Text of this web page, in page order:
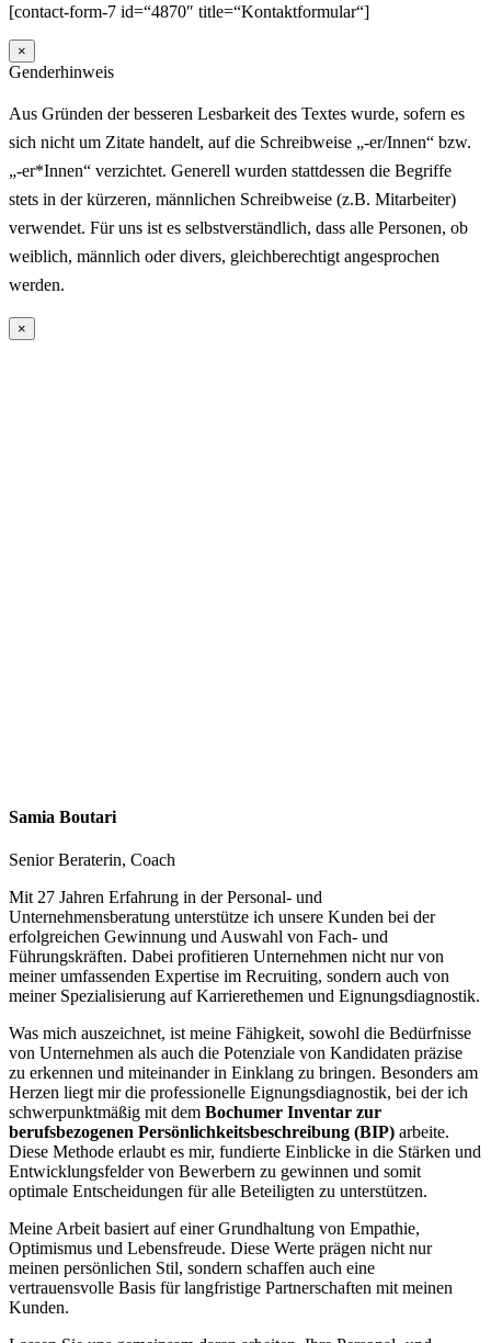
[contact-form-7 id=“4870″ title=“Kontaktformular“]
×
Genderhinweis
Aus Gründen der besseren Lesbarkeit des Textes wurde, sofern es
sich nicht um Zitate handelt, auf die Schreibweise „-er/Innen“ bzw.
„-er*Innen“ verzichtet. Generell wurden stattdessen die Begriffe
stets in der kürzeren, männlichen Schreibweise (z.B. Mitarbeiter)
verwendet. Für uns ist es selbstverständlich, dass alle Personen, ob
weiblich, männlich oder divers, gleichberechtigt angesprochen
werden.
×
Samia Boutari
Senior Beraterin, Coach
Mit 27 Jahren Erfahrung in der Personal- und
Unternehmensberatung unterstütze ich unsere Kunden bei der
erfolgreichen Gewinnung und Auswahl von Fach- und
Führungskräften. Dabei profitieren Unternehmen nicht nur von
meiner umfassenden Expertise im Recruiting, sondern auch von
meiner Spezialisierung auf Karrierethemen und Eignungsdiagnostik.
Was mich auszeichnet, ist meine Fähigkeit, sowohl die Bedürfnisse
von Unternehmen als auch die Potenziale von Kandidaten präzise
zu erkennen und miteinander in Einklang zu bringen. Besonders am
Herzen liegt mir die professionelle Eignungsdiagnostik, bei der ich
schwerpunktmäßig mit dem Bochumer Inventar zur
berufsbezogenen Persönlichkeitsbeschreibung (BIP) arbeite.
Diese Methode erlaubt es mir, fundierte Einblicke in die Stärken und
Entwicklungsfelder von Bewerbern zu gewinnen und somit
optimale Entscheidungen für alle Beteiligten zu unterstützen.
Meine Arbeit basiert auf einer Grundhaltung von Empathie,
Optimismus und Lebensfreude. Diese Werte prägen nicht nur
meinen persönlichen Stil, sondern schaffen auch eine
vertrauensvolle Basis für langfristige Partnerschaften mit meinen
Kunden.